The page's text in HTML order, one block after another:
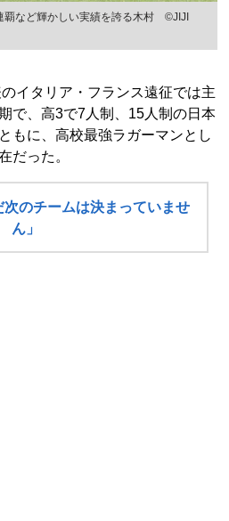
覇など輝かしい実績を誇る木村 ©JIJI
イタリア・フランス遠征では主
で、高3で7人制、15人制の日本
もに、高校最強ラガーマンとし
だった。
のチームは決まっていませ
ん」